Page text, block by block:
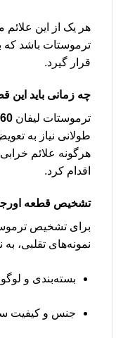
هر یک از این علائم
ترموستات باشد که
قرار گیرد.
چه زمانی باید این
ترموستات لیفان
طولانی نیاز به
هرگونه علائم
اقدام کرد.
تشخیص قطعه
برای تشخیص
نمونه‌های تقلبی،
بسته‌بندی و لوگو
جنس و کیفیت